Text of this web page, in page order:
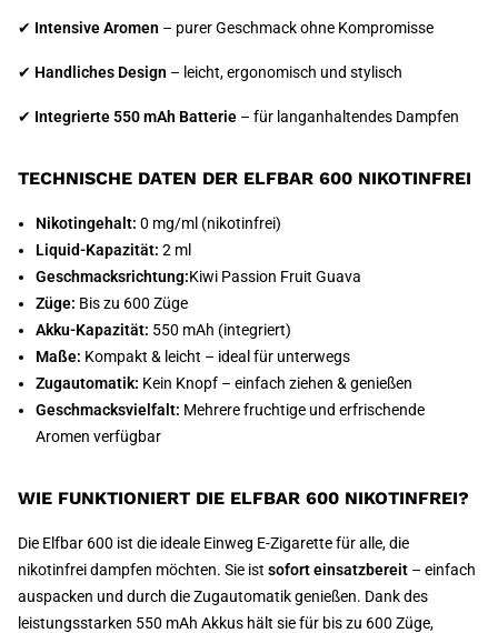
✔ Intensive Aromen – purer Geschmack ohne Kompromisse
✔ Handliches Design – leicht, ergonomisch und stylisch
✔ Integrierte 550 mAh Batterie – für langanhaltendes Dampfen
TECHNISCHE DATEN DER ELFBAR 600 NIKOTINFREI
Nikotingehalt: 0 mg/ml (nikotinfrei)
Liquid-Kapazität: 2 ml
Geschmacksrichtung:Kiwi Passion Fruit Guava
Züge: Bis zu 600 Züge
Akku-Kapazität: 550 mAh (integriert)
Maße: Kompakt & leicht – ideal für unterwegs
Zugautomatik: Kein Knopf – einfach ziehen & genießen
Geschmacksvielfalt: Mehrere fruchtige und erfrischende
Aromen verfügbar
WIE FUNKTIONIERT DIE ELFBAR 600 NIKOTINFREI?
Die Elfbar 600 ist die ideale Einweg E-Zigarette für alle, die
nikotinfrei dampfen möchten. Sie ist sofort einsatzbereit – einfach
auspacken und durch die Zugautomatik genießen. Dank des
leistungsstarken 550 mAh Akkus hält sie für bis zu 600 Züge,